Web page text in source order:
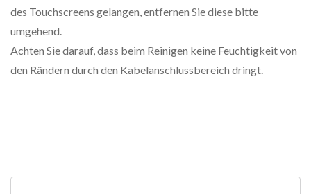
des Touchscreens gelangen, entfernen Sie diese bitte
umgehend.
Achten Sie darauf, dass beim Reinigen keine Feuchtigkeit von
den Rändern durch den Kabelanschlussbereich dringt.